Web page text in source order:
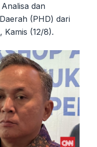
dan
(PHD) dari
Kamis (12/8).